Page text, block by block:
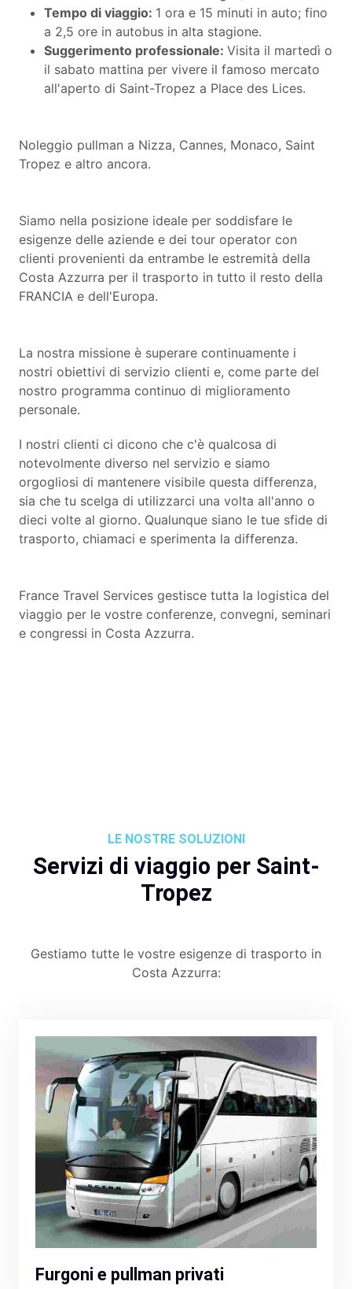
Tempo di viaggio: 1 ora e 15 minuti in auto; fino
a 2,5 ore in autobus in alta stagione.
Suggerimento professionale: Visita il martedì o
il sabato mattina per vivere il famoso mercato
all'aperto di Saint-Tropez a Place des Lices.
Noleggio pullman a Nizza, Cannes, Monaco, Saint
Tropez e altro ancora.
Siamo nella posizione ideale per soddisfare le
esigenze delle aziende e dei tour operator con
clienti provenienti da entrambe le estremità della
Costa Azzurra per il trasporto in tutto il resto della
FRANCIA e dell'Europa.
La nostra missione è superare continuamente i
nostri obiettivi di servizio clienti e, come parte del
nostro programma continuo di miglioramento
personale.
I nostri clienti ci dicono che c'è qualcosa di
notevolmente diverso nel servizio e siamo
orgogliosi di mantenere visibile questa differenza,
sia che tu scelga di utilizzarci una volta all'anno o
dieci volte al giorno. Qualunque siano le tue sfide di
trasporto, chiamaci e sperimenta la differenza.
France Travel Services gestisce tutta la logistica del
viaggio per le vostre conferenze, convegni, seminari
e congressi in Costa Azzurra.
LE NOSTRE SOLUZIONI
Servizi di viaggio per Saint-
Tropez
Gestiamo tutte le vostre esigenze di trasporto in
Costa Azzurra:
Furgoni e pullman privati